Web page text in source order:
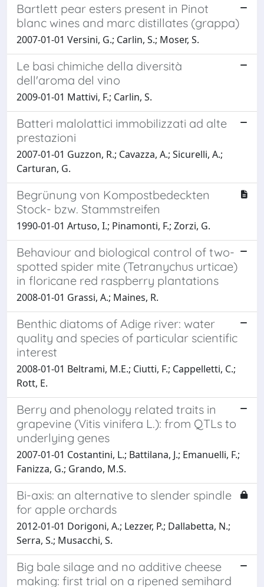
Bartlett pear esters present in Pinot
blanc wines and marc distillates (grappa)
2007-01-01 Versini, G.; Carlin, S.; Moser, S.
Le basi chimiche della diversità
dell'aroma del vino
2009-01-01 Mattivi, F.; Carlin, S.
Batteri malolattici immobilizzati ad alte
prestazioni
2007-01-01 Guzzon, R.; Cavazza, A.; Sicurelli, A.;
Carturan, G.
Begrünung von Kompostbedeckten
Stock- bzw. Stammstreifen
1990-01-01 Artuso, I.; Pinamonti, F.; Zorzi, G.
Behaviour and biological control of two-
spotted spider mite (Tetranychus urticae)
in floricane red raspberry plantations
2008-01-01 Grassi, A.; Maines, R.
Benthic diatoms of Adige river: water
quality and species of particular scientific
interest
2008-01-01 Beltrami, M.E.; Ciutti, F.; Cappelletti, C.;
Rott, E.
Berry and phenology related traits in
grapevine (Vitis vinifera L.): from QTLs to
underlying genes
2007-01-01 Costantini, L.; Battilana, J.; Emanuelli, F.;
Fanizza, G.; Grando, M.S.
Bi-axis: an alternative to slender spindle
for apple orchards
2012-01-01 Dorigoni, A.; Lezzer, P.; Dallabetta, N.;
Serra, S.; Musacchi, S.
Big bale silage and no additive cheese
making: first trial on a ripened semihard